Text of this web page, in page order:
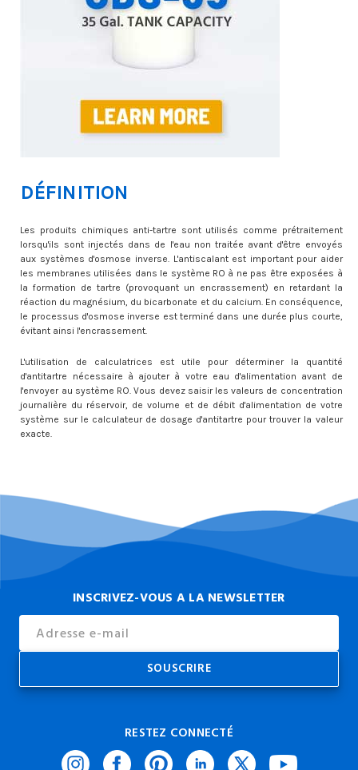
DÉFINITION
Les produits chimiques anti-tartre sont utilisés comme prétraitement
lorsqu'ils sont injectés dans de l'eau non traitée avant d'être envoyés
aux systèmes d'osmose inverse. L'antiscalant est important pour aider
les membranes utilisées dans le système RO à ne pas être exposées à
la formation de tartre (provoquant un encrassement) en retardant la
réaction du magnésium, du bicarbonate et du calcium. En conséquence,
le processus d'osmose inverse est terminé dans une durée plus courte,
évitant ainsi l'encrassement.
L'utilisation de calculatrices est utile pour déterminer la quantité
d'antitartre nécessaire à ajouter à votre eau d'alimentation avant de
l'envoyer au système RO. Vous devez saisir les valeurs de concentration
journalière du réservoir, de volume et de débit d'alimentation de votre
système sur le calculateur de dosage d'antitartre pour trouver la valeur
exacte.
INSCRIVEZ-VOUS A LA NEWSLETTER
Address
RESTEZ CONNECTÉ